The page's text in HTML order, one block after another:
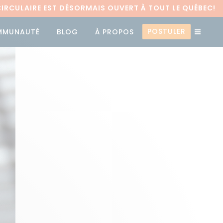
EST DÉSORMAIS OUVERT À TOUT LE QUÉBEC!
BLOG À PROPOS POSTULER